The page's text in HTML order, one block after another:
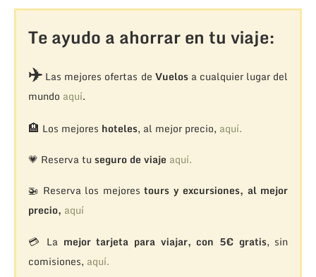
Te ayudo a ahorrar en tu viaje:
✈️Las mejores ofertas de Vuelosa cualquier lugar del
mundo aquí.
🏨 Los mejores hoteles, al mejor precio, aquí.
💗 Reserva tu seguro de viaje aquí.
🚁 Reserva los mejorestours y excursiones, al mejor
precio, aquí
💳 La mejor tarjeta para viajar, con 5€ gratis, sin
comisiones, aquí.